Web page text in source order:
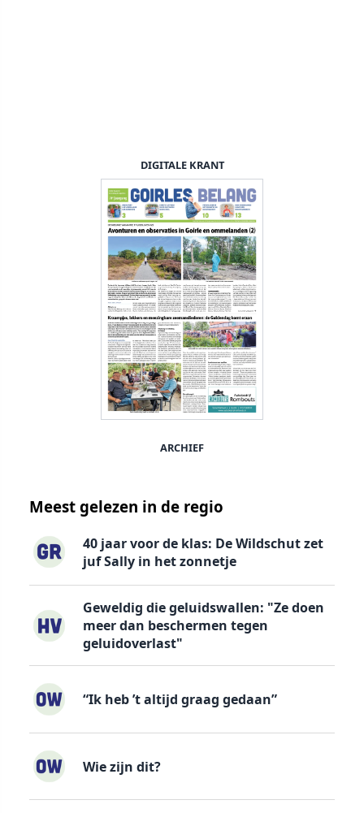
DIGITALE KRANT
ARCHIEF
Meest gelezen in de regio
40 jaar voor de klas: De Wildschut zet
juf Sally in het zonnetje
Geweldig die geluidswallen: "Ze doen
meer dan beschermen tegen
geluidoverlast"
“Ik heb ’t altijd graag gedaan”
Wie zijn dit?